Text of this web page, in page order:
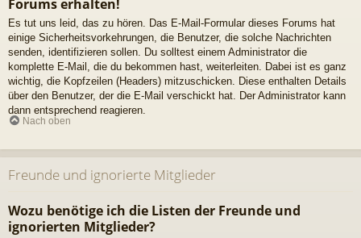
Forums erhalten!
Es tut uns leid, das zu hören. Das E-Mail-Formular dieses Forums hat
einige Sicherheitsvorkehrungen, die Benutzer, die solche Nachrichten
senden, identifizieren sollen. Du solltest einem Administrator die
komplette E-Mail, die du bekommen hast, weiterleiten. Dabei ist es ganz
wichtig, die Kopfzeilen (Headers) mitzuschicken. Diese enthalten Details
über den Benutzer, der die E-Mail verschickt hat. Der Administrator kann
dann entsprechend reagieren.
Nach oben
Freunde und ignorierte Mitglieder
Wozu benötige ich die Listen der Freunde und
ignorierten Mitglieder?